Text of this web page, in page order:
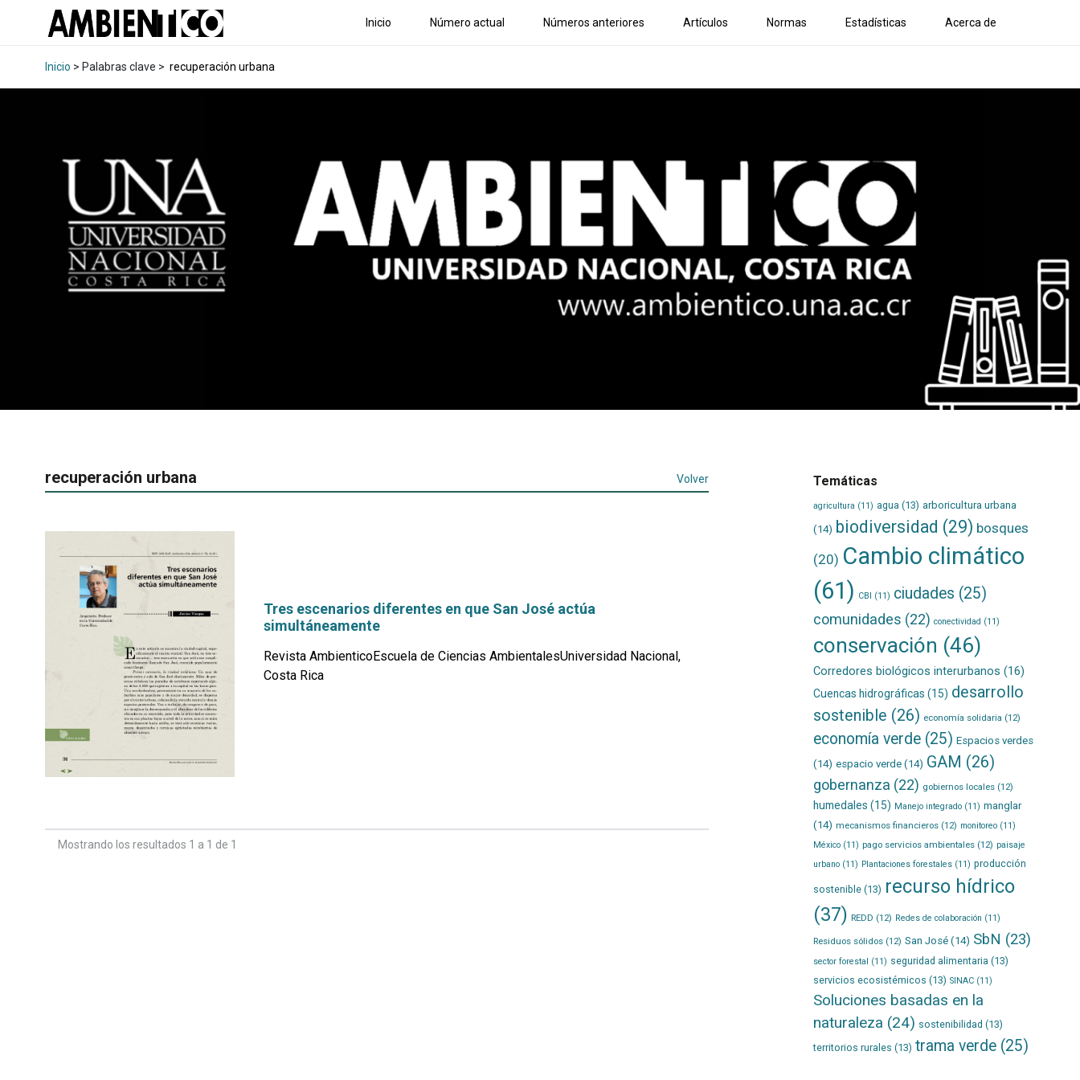
Inicio Número actual Números anteriores Artículos Normas Estadísticas Acerca de
Inicio > Palabras clave > recuperación urbana
recuperación urbana Volver
Tres escenarios diferentes en que San José actúa
simultáneamente
Revista AmbienticoEscuela de Ciencias AmbientalesUniversidad Nacional,
Costa Rica
Mostrando los resultados 1 a 1 de 1
Temáticas
agricultura (11) agua (13) arboricultura urbana
(14) biodiversidad (29) bosques
(20) Cambio climático
(61) CBI (11) ciudades (25)
comunidades (22) conectividad (11)
conservación (46)
Corredores biológicos interurbanos (16)
Cuencas hidrográficas (15) desarrollo
sostenible (26) economía solidaria (12)
economía verde(25) Espacios verdes
(14) espacio verde(14) GAM (26)
gobernanza (22) gobiernos locales(12)
humedales (15) Manejo integrado(11) manglar
(14) mecanismos financieros(12) monitoreo(11)
México(11) pago servicios ambientales(12) paisaje
urbano(11) Plantaciones forestales(11) producción
sostenible(13) recurso hídrico
(37) REDD (12) Redes de colaboración (11)
Residuos sólidos(12) San José(14) SbN (23)
sector forestal (11) seguridad alimentaria (13)
servicios ecosistémicos (13) SINAC(11)
Soluciones basadas en la
naturaleza (24) sostenibilidad (13)
territorios rurales (13) trama verde(25)